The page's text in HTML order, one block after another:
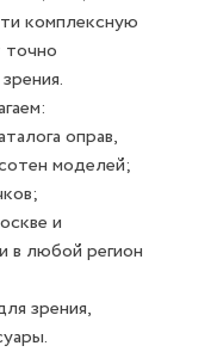
комплексную
точно
оправ,
моделей;
и
в любой регион
зрения,